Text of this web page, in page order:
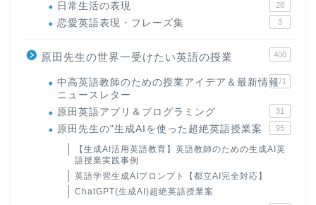
日常生活の表現 28
恋愛英語表現・フレーズ集 3
原田先生の世界一受けたい英語の授業 400
中高英語教師のための授業アイデア＆最新情報
ニュースレター
171
原田英語アプリ＆プログラミング 31
原田先生の"生成AIを使った超絶英語授業案 95
【生成AI活用英語教育】英語教師のための生成AI英
語授業実践事例
英語学習生成AIプロンプト【都立AI完全対応】
ChatGPT(生成AI)超絶英語授業案